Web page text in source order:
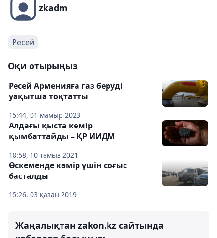
zkadm
Ресей
Оқи отырыңыз
15:44, 01 мамыр 2023
Ресей Арменияға газ беруді
уақытша тоқтатты
18:58, 10 тамыз 2021
Алдағы қыста көмір
қымбаттайды – ҚР ИИДМ
15:26, 03 қазан 2019
Өскеменде көмір үшін соғыс
басталды
Жаңалықтан zakon.kz сайтында